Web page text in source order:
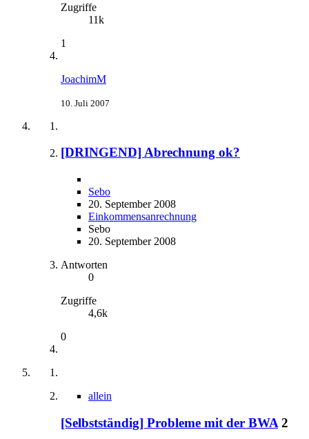
Zugriffe
11k
1
JoachimM
10. Juli 2007
[DRINGEND] Abrechnung ok?
Sebo
20. September 2008
Einkommensanrechnung
Sebo
20. September 2008
Antworten
0
Zugriffe
4,6k
0
allein
[Selbstständig] Probleme mit der BWA 2